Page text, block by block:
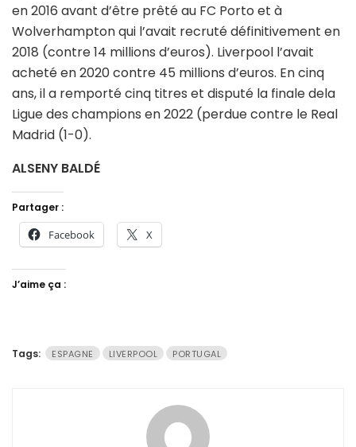
en 2016 avant d’être prêté au FC Porto et à
Wolverhampton qui l’avait recruté définitivement en
2018 (contre 14 millions d’euros). Liverpool l’avait
acheté en 2020 contre 45 millions d’euros. En cinq
ans, il a remporté cinq titres et disputé la finale dela
Ligue des champions en 2022 (perdue contre le Real
Madrid (1-0).
ALSENY BALDÉ
Partager :
Facebook X
J’aime ça :
Tags: ESPAGNE LIVERPOOL PORTUGAL